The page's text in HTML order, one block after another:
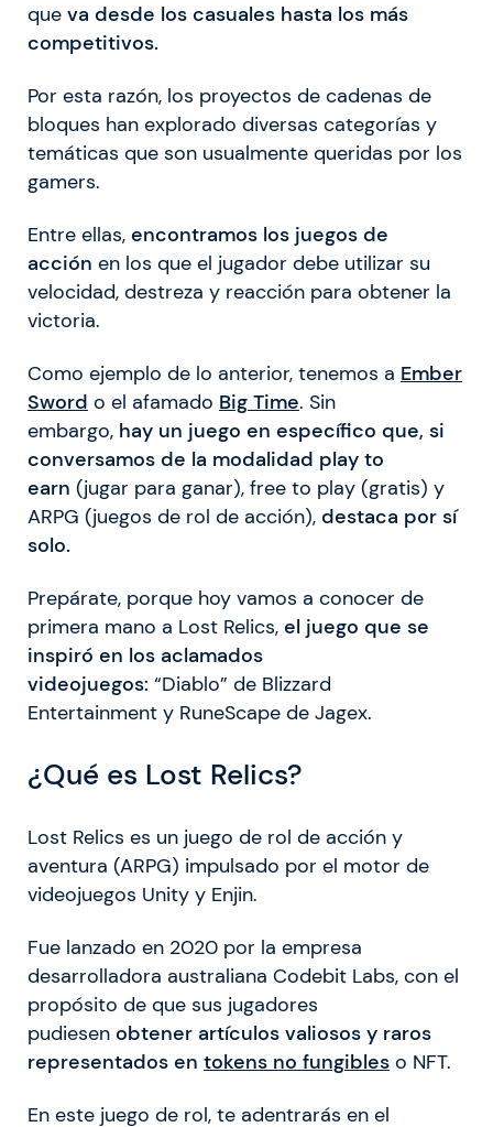
que va desde los casuales hasta los más
competitivos.
Por esta razón, los proyectos de cadenas de
bloques han explorado diversas categorías y
temáticas que son usualmente queridas por los
gamers.
Entre ellas, encontramos los juegos de
acción en los que el jugador debe utilizar su
velocidad, destreza y reacción para obtener la
victoria.
Como ejemplo de lo anterior, tenemos a Ember
Sword o el afamado Big Time. Sin
embargo, hay un juego en específico que, si
conversamos de la modalidad play to
earn (jugar para ganar), free to play (gratis) y
ARPG (juegos de rol de acción), destaca por sí
solo.
Prepárate, porque hoy vamos a conocer de
primera mano a Lost Relics, el juego que se
inspiró en los aclamados
videojuegos: “Diablo” de Blizzard
Entertainment y RuneScape de Jagex.
¿Qué es Lost Relics?
Lost Relics es un juego de rol de acción y
aventura (ARPG) impulsado por el motor de
videojuegos Unity y Enjin.
Fue lanzado en 2020 por la empresa
desarrolladora australiana Codebit Labs, con el
propósito de que sus jugadores
pudiesen obtener artículos valiosos y raros
representados en tokens no fungibles o NFT.
En este juego de rol, te adentrarás en el